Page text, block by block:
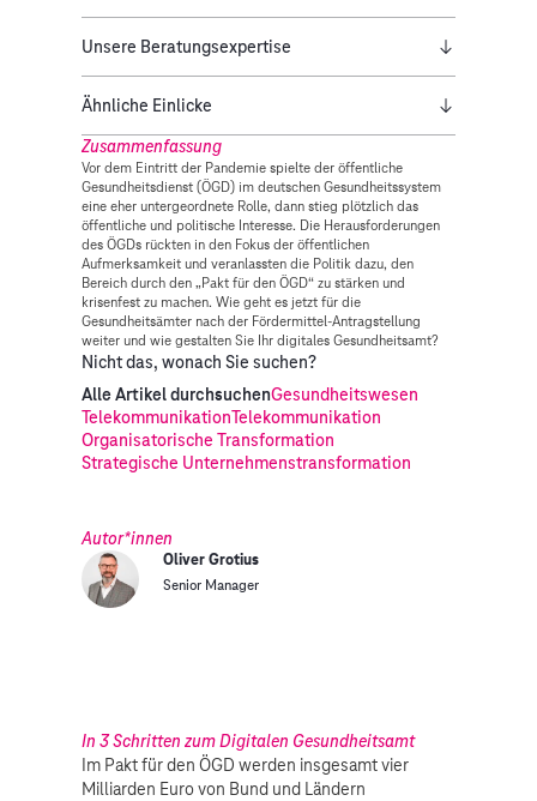
Zusammenfassung
Vor dem Eintritt der Pandemie spielte der öffentliche
Gesundheitsdienst (ÖGD) im deutschen Gesundheitssystem
eine eher untergeordnete Rolle, dann stieg plötzlich das
öffentliche und politische Interesse. Die Herausforderungen
des ÖGDs rückten in den Fokus der öffentlichen
Aufmerksamkeit und veranlassten die Politik dazu, den
Bereich durch den „Pakt für den ÖGD“ zu stärken und
krisenfest zu machen. Wie geht es jetzt für die
Gesundheitsämter nach der Fördermittel-Antragstellung
weiter und wie gestalten Sie Ihr digitales Gesundheitsamt?
Nicht das, wonach Sie suchen?
Alle Artikel durchsuchenGesundheitswesen
TelekommunikationTelekommunikation
Organisatorische Transformation
Strategische Unternehmenstransformation
Autor*innen
Oliver Grotius
Senior Manager
Unsere Beratungsexpertise
Ähnliche Einlicke
In 3 Schritten zum Digitalen Gesundheitsamt
Im Pakt für den ÖGD werden insgesamt vier
Milliarden Euro von Bund und Ländern